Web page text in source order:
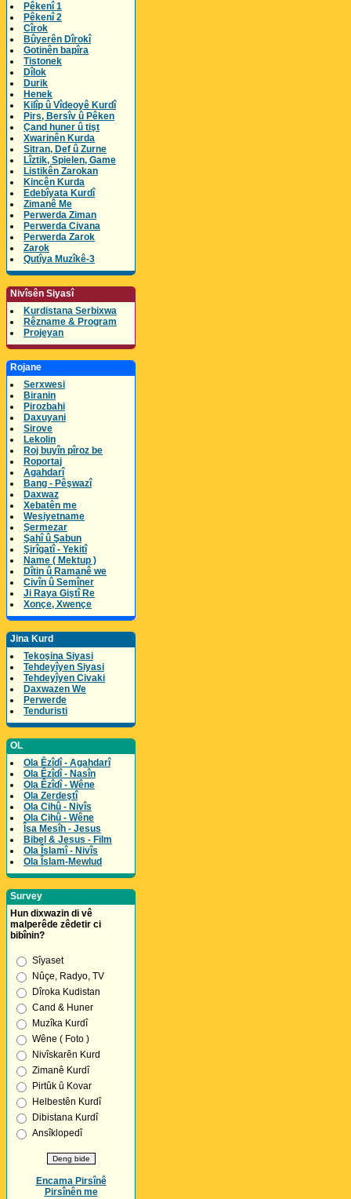
Pêkenî 1
Pêkenî 2
Cîrok
Bûyerên Dîrokî
Gotinên bapîra
Tistonek
Dîlok
Durik
Henek
Kilîp û Vîdeoyê Kurdî
Pirs, Bersîv û Pêken
Çand huner û tişt
Xwarinên Kurda
Sitran, Def û Zurne
Lîztik, Spielen, Game
Listikên Zarokan
Kincên Kurda
Edebîyata Kurdî
Zimanê Me
Perwerda Ziman
Perwerda Civana
Perwerda Zarok
Zarok
Qutîya Muzîkê-3
Nivîsên Siyasî
Kurdistana Serbixwa
Rêzname & Program
Projeyan
Rojane
Serxwesi
Biranin
Pirozbahi
Daxuyani
Sirove
Lekolin
Roj buyîn pîroz be
Roportaj
Agahdarî
Bang - Pêşwazî
Daxwaz
Xebatên me
Wesiyetname
Şermezar
Şahî û Şabun
Şirîgatî - Yekitî
Name ( Mektup )
Dîtin û Ramanê we
Civîn û Semîner
Ji Raya Giştî Re
Xonçe, Xwençe
Jina Kurd
Tekoşina Siyasi
Tehdeyîyen Siyasi
Tehdeyîyen Civaki
Daxwazen We
Perwerde
Tenduristi
OL
Ola Êzîdî - Agahdarî
Ola Êzîdî - Nasîn
Ola Êzîdî - Wêne
Ola Zerdeştî
Ola Cihû - Nivîs
Ola Cihû - Wêne
Îsa Mesîh - Jesus
Bibel & Jesus - Film
Ola Îslamî - Nivîs
Ola Îslam-Mewlud
Survey
Hun dixwazin di vê
malperêde zêdetir ci
bibînin?
Sîyaset
Nûçe, Radyo, TV
Dîroka Kudistan
Cand & Huner
Muzîka Kurdî
Wêne ( Foto )
Nivîskarên Kurd
Zimanê Kurdî
Pirtûk û Kovar
Helbestên Kurdî
Dibistana Kurdî
Ansîklopedî
Encama Pirsînê
Pirsînên me